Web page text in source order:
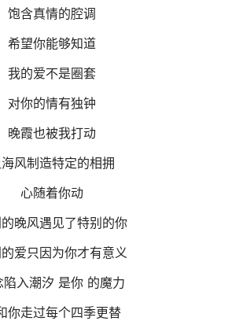
饱含真情的腔调
希望你能够知道
我的爱不是圈套
对你的情有独钟
晚霞也被我打动
风制造特定的相拥
心随着你动
晚风遇见了特别的你
爱只因为你才有意义
陷入潮汐 是你 的魔力
你走过每个四季更替